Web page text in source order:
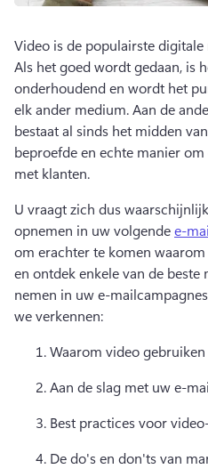
Als het goed wordt gedaan, is
onderhoudend en wordt het
elk ander medium. Aan de
bestaat al sinds het midden
beproefde en echte manier
met klanten.
U vraagt zich dus
opnemen in uw volgende e-
om erachter te komen
en ontdek enkele van de
nemen in uw e-
we verkennen:
Waarom video
Aan de slag met uw e-
Best practices voor
De do's en don'ts van